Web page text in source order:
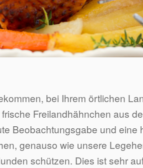
bei Ihrem örtlichen
Freilandhähnchen aus
Beobachtungsgabe und eine
genauso wie unsere
schützen. Dies ist sehr